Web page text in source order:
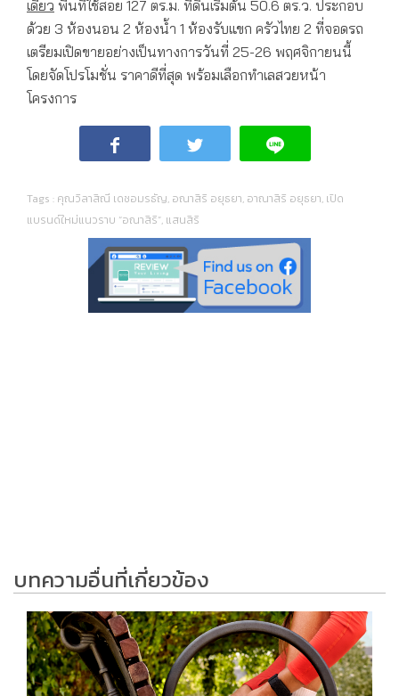
เดี่ยว พื้นที่ใช้สอย 127 ตร.ม. ที่ดินเริ่มต้น 50.6 ตร.ว. ประกอบ
ด้วย 3 ห้องนอน 2 ห้องน้ำ 1 ห้องรับแขก ครัวไทย 2 ที่จอดรถ
เตรียมเปิดขายอย่างเป็นทางการวันที่ 25-26 พฤศจิกายนนี้
โดยจัดโปรโมชั่น ราคาดีที่สุด พร้อมเลือกทำเลสวยหน้า
โครงการ
Tags : คุณวิลาสิณี เดชอมรธัญ, อณาสิริ อยุธยา, อาณาสิริ อยุธยา, เปิด
แบรนด์ใหม่แนวราบ “อณาสิริ”, แสนสิริ
บทความอื่นที่เกี่ยวข้อง